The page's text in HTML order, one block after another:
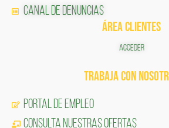
Canal de Denuncias
ÁREA CLIENTES
ACCEDER
TRABAJA CON
Portal de Empleo
CONSULTA NUESTRAS OFERTAS